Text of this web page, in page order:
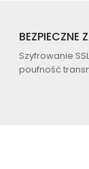
BEZPIECZNE
Szyfrowanie
poufność